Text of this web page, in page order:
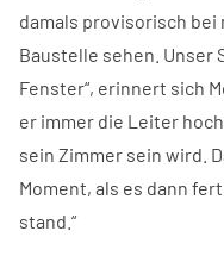
damals provisorisch
Baustelle sehen. Unser
Fenster“, erinnert sich
er immer die Leiter
sein Zimmer sein wird.
Moment, als es dann
stand.“